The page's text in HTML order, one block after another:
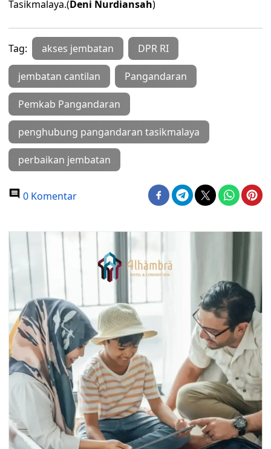
Tasikmalaya.(Deni Nurdiansah)
Tag: akses jembatan DPR RI
jembatan cantilan Pangandaran
Pemkab Pangandaran
penghubung pangandaran tasikmalaya
perbaikan jembatan
0 Komentar